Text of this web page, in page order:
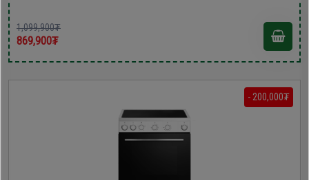
1,099,900₮
869,900₮
- 200,000₮